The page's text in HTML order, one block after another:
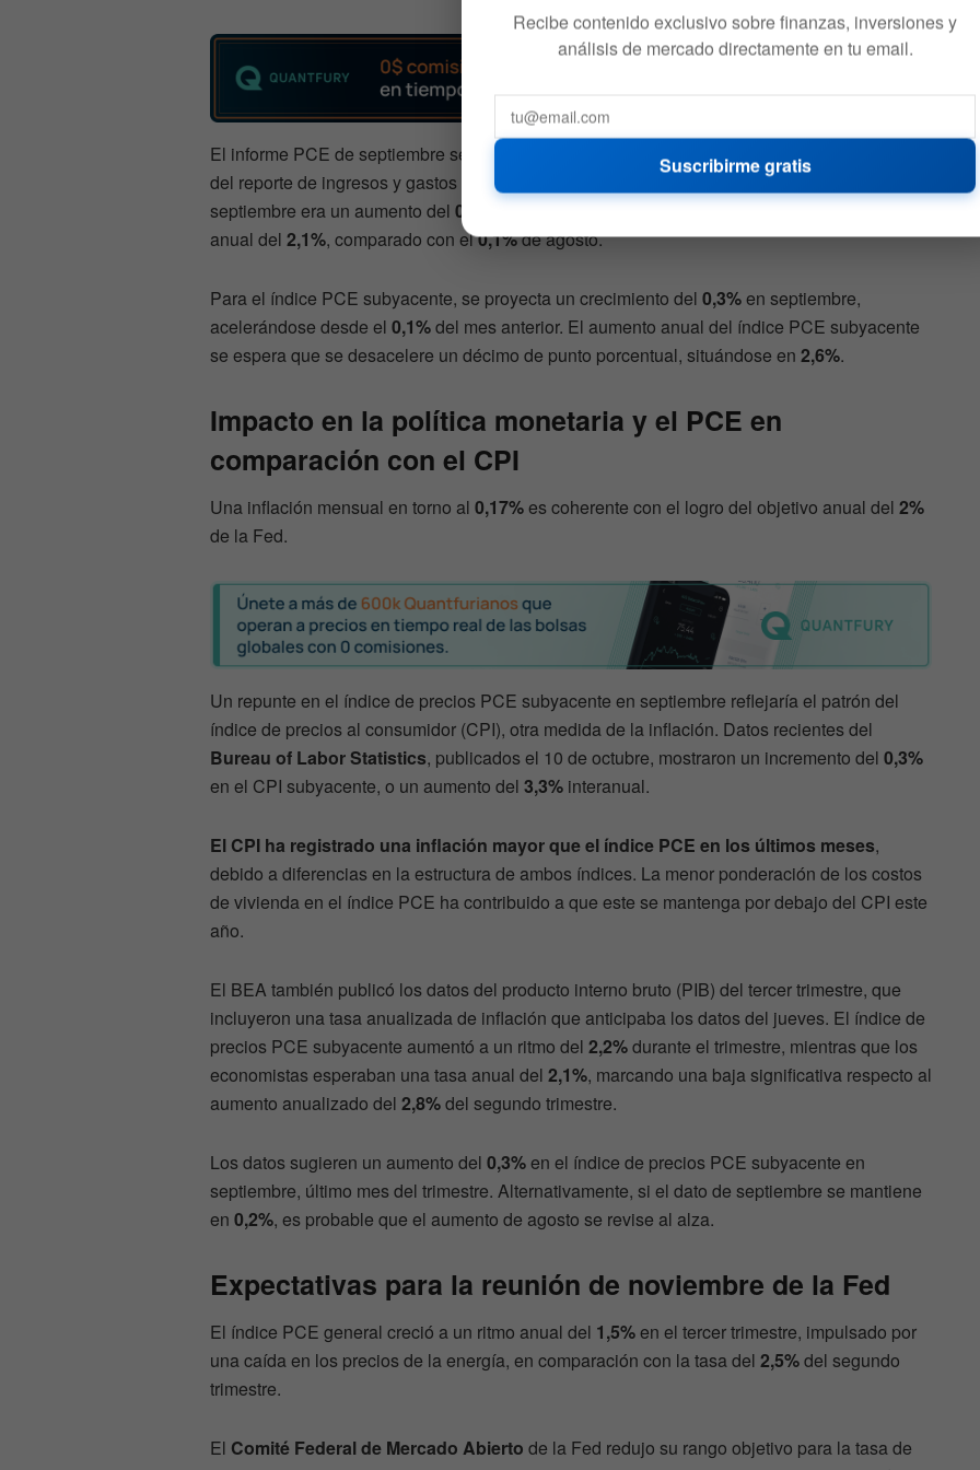
El informe PCE de septiembre será publicado el 31 de octubre a las 8:30 a.m. ET, como parte
del reporte de ingresos y gastos personales del BEA. La previsión de los economistas para
septiembre era un aumento del 0,2%
anual del 2,1%, comparado con el0,1%de agosto.
Para el índice PCE subyacente, se proyecta un crecimiento del 0,3%en septiembre,
acelerándose desde el 0,1%del mes anterior. El aumento anual del índice PCE subyacente
se espera que se desacelere un décimo de punto porcentual, situándose en 2,6%.
Impacto en la política monetaria y el PCE en
comparación con el CPI
Una inflación mensual en torno al 0,17%es coherente con el logro del objetivo anual del 2%
de la Fed.
Un repunte en el índice de precios PCE subyacente en septiembre reflejaría el patrón del
índice de precios al consumidor (CPI), otra medida de la inflación. Datos recientes del
Bureau of Labor Statistics, publicados el 10 de octubre, mostraron un incremento del 0,3%
en el CPI subyacente, o un aumento del 3,3% interanual.
El CPI ha registrado una inflación mayor que el índice PCE en los últimos meses,
debido a diferencias en la estructura de ambos índices. La menor ponderación de los costos
de vivienda en el índice PCE ha contribuido a que este se mantenga por debajo del CPI este
año.
El BEA también publicó los datos del producto interno bruto (PIB) del tercer trimestre, que
incluyeron una tasa anualizada de inflación que anticipaba los datos del jueves. El índice de
precios PCE subyacente aumentó a un ritmo del 2,2%durante el trimestre, mientras que los
economistas esperaban una tasa anual del 2,1%, marcando una baja significativa respecto al
aumento anualizado del 2,8%del segundo trimestre.
Los datos sugieren un aumento del 0,3%en el índice de precios PCE subyacente en
septiembre, último mes del trimestre. Alternativamente, si el dato de septiembre se mantiene
en 0,2%, es probable que el aumento de agosto se revise al alza.
Expectativas para la reunión de noviembre de la Fed
El índice PCE general creció a un ritmo anual del 1,5%en el tercer trimestre, impulsado por
una caída en los precios de la energía, en comparación con la tasa del 2,5%del segundo
trimestre.
El Comité Federal de Mercado Abierto de la Fed redujo su rango objetivo para la tasa de
Recibe contenido exclusivo sobre finanzas, inversiones y
análisis de mercado directamente en tu email.
Suscribirme gratis